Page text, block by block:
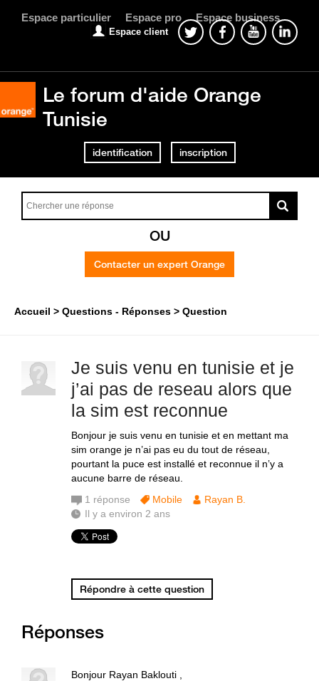
Espace particulier Espace pro Espace business
Espace client
Le forum d'aide Orange
Tunisie
identification inscription
OU
Contacter un expert Orange
Accueil Questions - Réponses Question
Je suis venu en tunisie et je
j’ai pas de reseau alors que
la sim est reconnue
Bonjour je suis venu en tunisie et en mettant ma
sim orange je n’ai pas eu du tout de réseau,
pourtant la puce est installé et reconnue il n’y a
aucune barre de réseau.
1 réponse Mobile
Rayan B.
Il y a environ 2 ans
Répondre à cette question
Réponses
Bonjour Rayan Baklouti ,